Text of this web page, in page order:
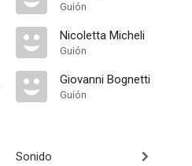
Guión
Nicoletta Micheli
Guión
Giovanni Bognetti
Guión
Sonido